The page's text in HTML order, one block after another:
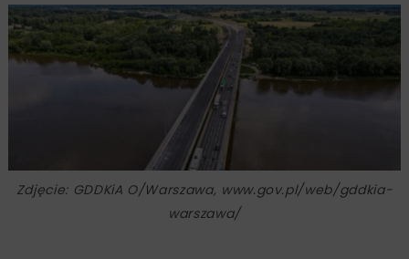
Zdjęcie: GDDKiA O/Warszawa, www.gov.pl/web/gddkia-
warszawa/